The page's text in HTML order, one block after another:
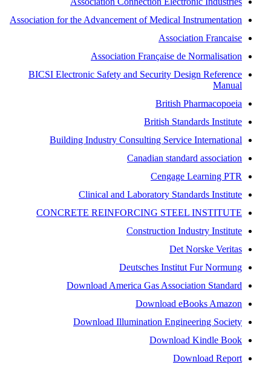
Association for the Advancement of Medical Instrumentation
Association Francaise
Association Française de Normalisation
BICSI Electronic Safety and Security Design Reference
Manual
British Pharmacopoeia
British Standards Institute
Building Industry Consulting Service International
Canadian standard association
Cengage Learning PTR
Clinical and Laboratory Standards Institute
CONCRETE REINFORCING STEEL INSTITUTE
Construction Industry Institute
Det Norske Veritas
Deutsches Institut Fur Normung
Download America Gas Association Standard
Download eBooks Amazon
Download Illumination Engineering Society
Download Kindle Book
Download Report